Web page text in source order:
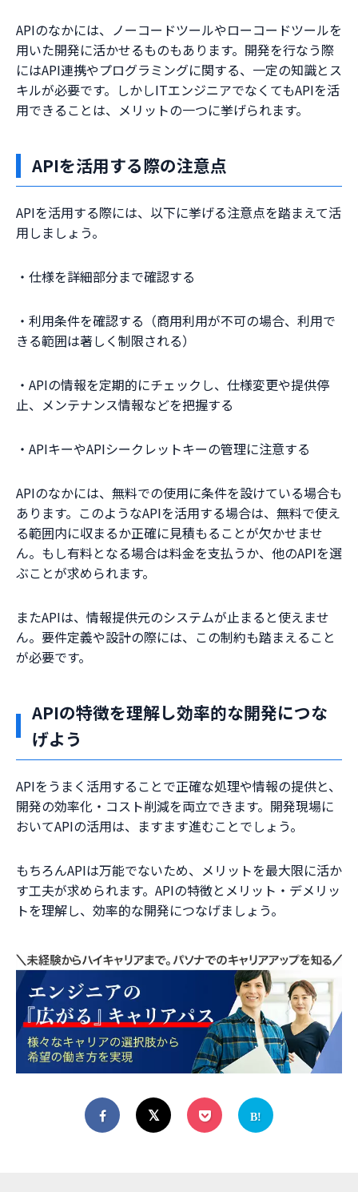
APIのなかには、ノーコードツールやローコードツールを
用いた開発に活かせるものもあります。開発を行なう際
にはAPI連携やプログラミングに関する、一定の知識とス
キルが必要です。しかしITエンジニアでなくてもAPIを活
用できることは、メリットの一つに挙げられます。
APIを活用する際の注意点
APIを活用する際には、以下に挙げる注意点を踏まえて活
用しましょう。
・仕様を詳細部分まで確認する
・利用条件を確認する（商用利用が不可の場合、利用で
きる範囲は著しく制限される）
・APIの情報を定期的にチェックし、仕様変更や提供停
止、メンテナンス情報などを把握する
・APIキーやAPIシークレットキーの管理に注意する
APIのなかには、無料での使用に条件を設けている場合も
あります。このようなAPIを活用する場合は、無料で使え
る範囲内に収まるか正確に見積もることが欠かせませ
ん。もし有料となる場合は料金を支払うか、他のAPIを選
ぶことが求められます。
またAPIは、情報提供元のシステムが止まると使えませ
ん。要件定義や設計の際には、この制約も踏まえること
が必要です。
APIの特徴を理解し効率的な開発につな
げよう
APIをうまく活用することで正確な処理や情報の提供と、
開発の効率化・コスト削減を両立できます。開発現場に
おいてAPIの活用は、ますます進むことでしょう。
もちろんAPIは万能でないため、メリットを最大限に活か
す工夫が求められます。APIの特徴とメリット・デメリッ
トを理解し、効率的な開発につなげましょう。